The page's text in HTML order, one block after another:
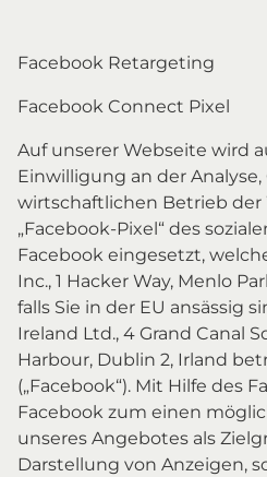
Facebook Retargeting
Facebook Connect Pixel
Auf unserer Webseite wird
Einwilligung an der
wirtschaftlichen Betrieb der
„Facebook-Pixel“ des
Facebook eingesetzt,
Inc., 1 Hacker Way, Menlo
falls Sie in der EU ansässig
Ireland Ltd., 4 Grand Canal
Harbour, Dublin 2, Irland
(„Facebook“). Mit Hilfe des
Facebook zum einen
unseres Angebotes als
Darstellung von Anzeigen,